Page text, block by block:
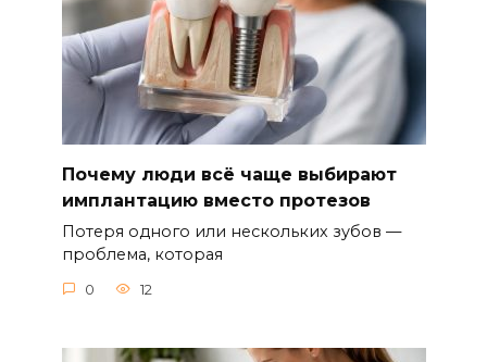
Почему люди всё чаще выбирают
имплантацию вместо протезов
Потеря одного или нескольких зубов —
проблема, которая
0 12